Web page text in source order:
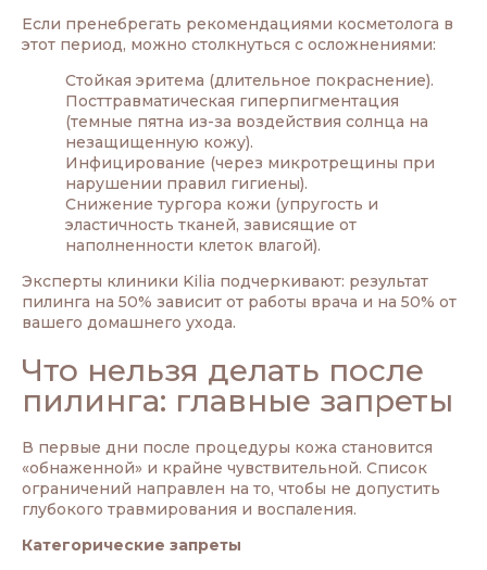
Если пренебрегать рекомендациями косметолога в
этот период, можно столкнуться с осложнениями:
Стойкая эритема (длительное покраснение).
Посттравматическая гиперпигментация
(темные пятна из-за воздействия солнца на
незащищенную кожу).
Инфицирование (через микротрещины при
нарушении правил гигиены).
Снижение тургора кожи (упругость и
эластичность тканей, зависящие от
наполненности клеток влагой).
Эксперты клиники Kilia подчеркивают: результат
пилинга на 50% зависит от работы врача и на 50% от
вашего домашнего ухода.
Что нельзя делать после
пилинга: главные запреты
В первые дни после процедуры кожа становится
«обнаженной» и крайне чувствительной. Список
ограничений направлен на то, чтобы не допустить
глубокого травмирования и воспаления.
Категорические запреты